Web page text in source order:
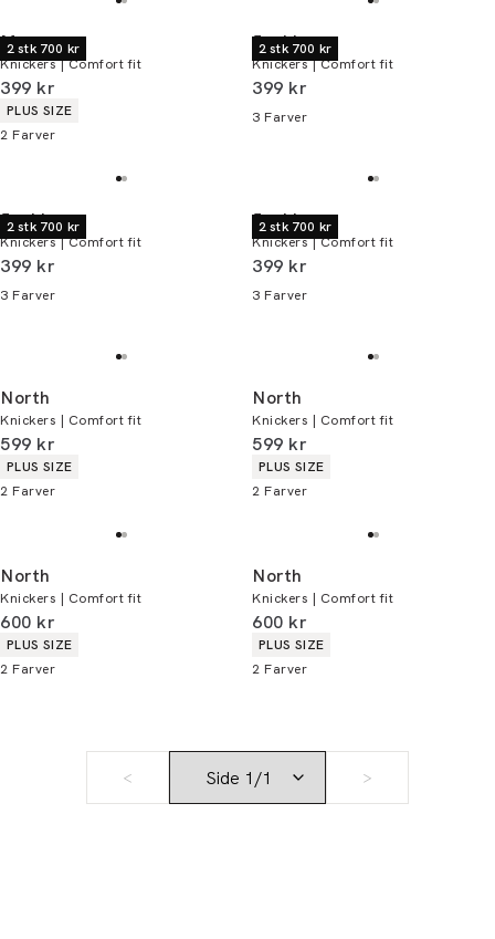
2 stk 700 kr
Morgan
Knickers | Comfort fit
I alt (inkl. rabat)
399 kr
Produkt egenskaber
PLUS SIZE
2 Farver
2 stk 700 kr
Jack's
Knickers | Comfort fit
I alt (inkl. rabat)
399 kr
3 Farver
2 stk 700 kr
Jack's
Knickers | Comfort fit
I alt (inkl. rabat)
399 kr
3 Farver
2 stk 700 kr
Jack's
Knickers | Comfort fit
I alt (inkl. rabat)
399 kr
3 Farver
North
Knickers | Comfort fit
I alt (inkl. rabat)
599 kr
Produkt egenskaber
PLUS SIZE
2 Farver
North
Knickers | Comfort fit
I alt (inkl. rabat)
599 kr
Produkt egenskaber
PLUS SIZE
2 Farver
North
Knickers | Comfort fit
I alt (inkl. rabat)
600 kr
Produkt egenskaber
PLUS SIZE
2 Farver
North
Knickers | Comfort fit
I alt (inkl. rabat)
600 kr
Produkt egenskaber
PLUS SIZE
2 Farver